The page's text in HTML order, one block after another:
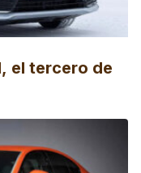
el tercero de